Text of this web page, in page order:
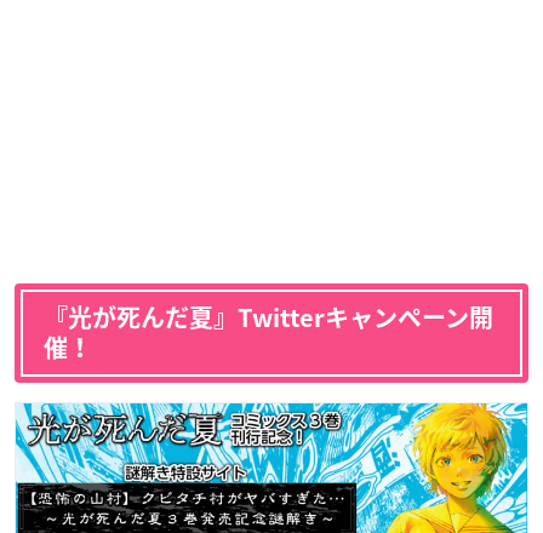
『光が死んだ夏』Twitterキャンペーン開
催！